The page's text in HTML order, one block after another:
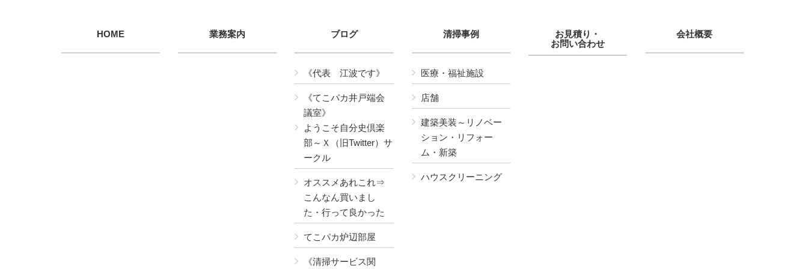
HOME 業務案内 ブログ
《代表 江波です》
《てこパカ井戸端会
議室》
ようこそ自分史倶楽
部～Ｘ（旧Twitter）サ
ークル
オススメあれこれ⇒
こんなん買いまし
た・行って良かった
てこパカ炉辺部屋
《清掃サービス関
清掃事例
医療・福祉施設
店舗
建築美装～リノベー
ション・リフォー
ム・新築
ハウスクリーニング
お見積り・
お問い合わせ
会社概要